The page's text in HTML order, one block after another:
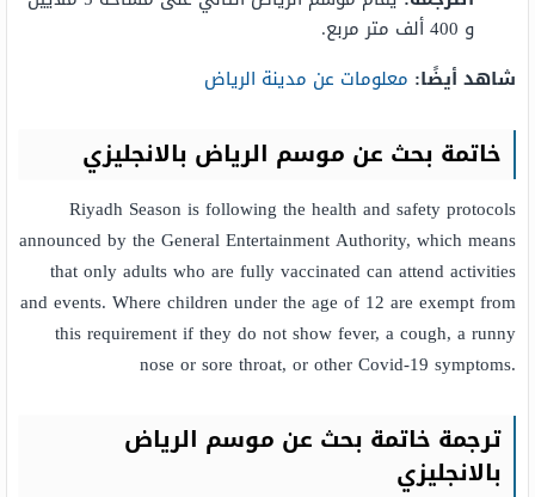
و 400 ألف متر مربع.
شاهد أيضًا: معلومات عن مدينة الرياض
خاتمة بحث عن موسم الرياض بالانجليزي
Riyadh Season is following the health and safety protocols
announced by the General Entertainment Authority, which means
that only adults who are fully vaccinated can attend activities
and events. Where children under the age of 12 are exempt from
this requirement if they do not show fever, a cough, a runny
nose or sore throat, or other Covid-19 symptoms.
ترجمة خاتمة بحث عن موسم الرياض
بالانجليزي